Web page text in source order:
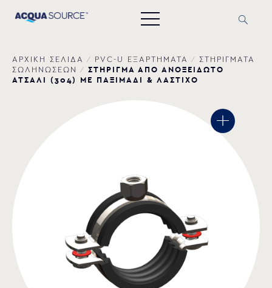
ΑΡΧΙΚΗ ΣΕΛΙΔΑ / PVC-U ΕΞΑΡΤΗΜΑΤΑ / ΣΤΗΡΙΓΜΑΤΑ
ΣΩΛΗΝΩΣΕΩΝ
/ ΣΤΗΡΙΓΜΑ ΑΠΟ ΑΝΟΞΕΙΔΩΤΟ
ΑΤΣΑΛΙ (304) ΜΕ ΠΑΞΙΜΑΔΙ & ΛΑΣΤΙΧΟ